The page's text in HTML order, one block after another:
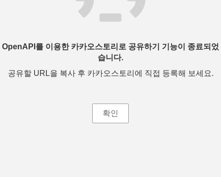
OpenAPI를 이용한 카카오스토리로 공유하기 기능이 종료되었
습니다.
공유할 URL을 복사 후 카카오스토리에 직접 등록해 보세요.
확인